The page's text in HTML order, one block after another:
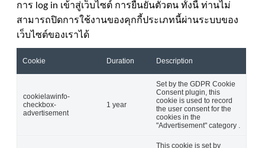
การ log in เข้าสู่เว็บไซต์ การยืนยันตัวตน ทั้งนี้ ท่านไม่
สามารถปิดการใช้งานของคุกกี้ประเภทนี้ผ่านระบบของ
เว็บไซต์ของเราได้
Cookie Duration Description
cookielawinfo-
checkbox-
advertisement
1 year
Set by the GDPR Cookie
Consent plugin, this
cookie is used to record
the user consent for the
cookies in the
"Advertisement" category .
This cookie is set by